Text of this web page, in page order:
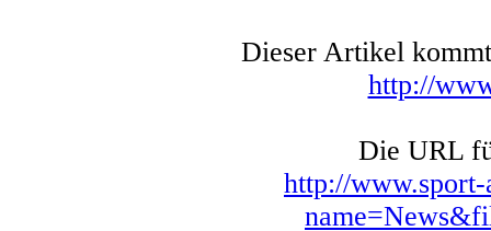
Dieser Artikel
http://
Die URL
http://www.sport-